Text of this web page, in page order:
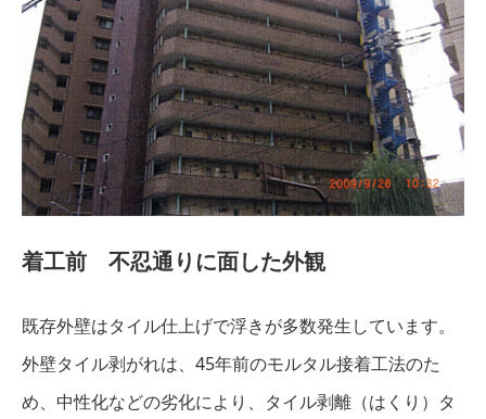
着工前 不忍通りに面した外観
既存外壁はタイル仕上げで浮きが多数発生しています。
外壁タイル剥がれは、45年前のモルタル接着工法のた
め、中性化などの劣化により、タイル剥離（はくり）タ